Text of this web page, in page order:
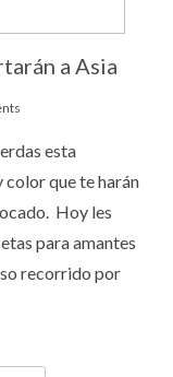
a Asia
esta
color que te harán
Hoy les
para amantes
recorrido por